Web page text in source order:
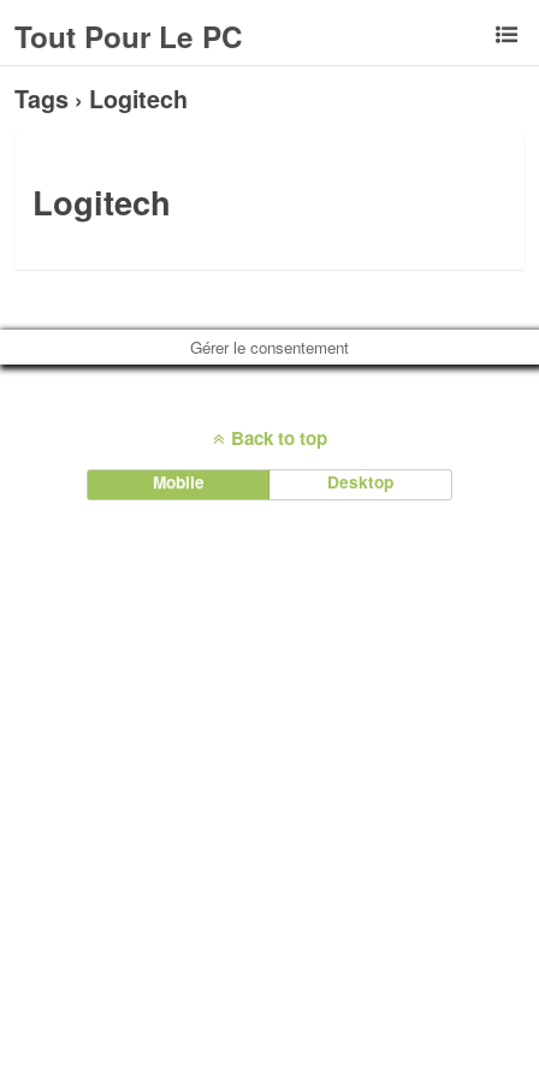
Tout Pour Le PC
Tags › Logitech
Logitech
Gérer le consentement
Back to top
Mobile Desktop